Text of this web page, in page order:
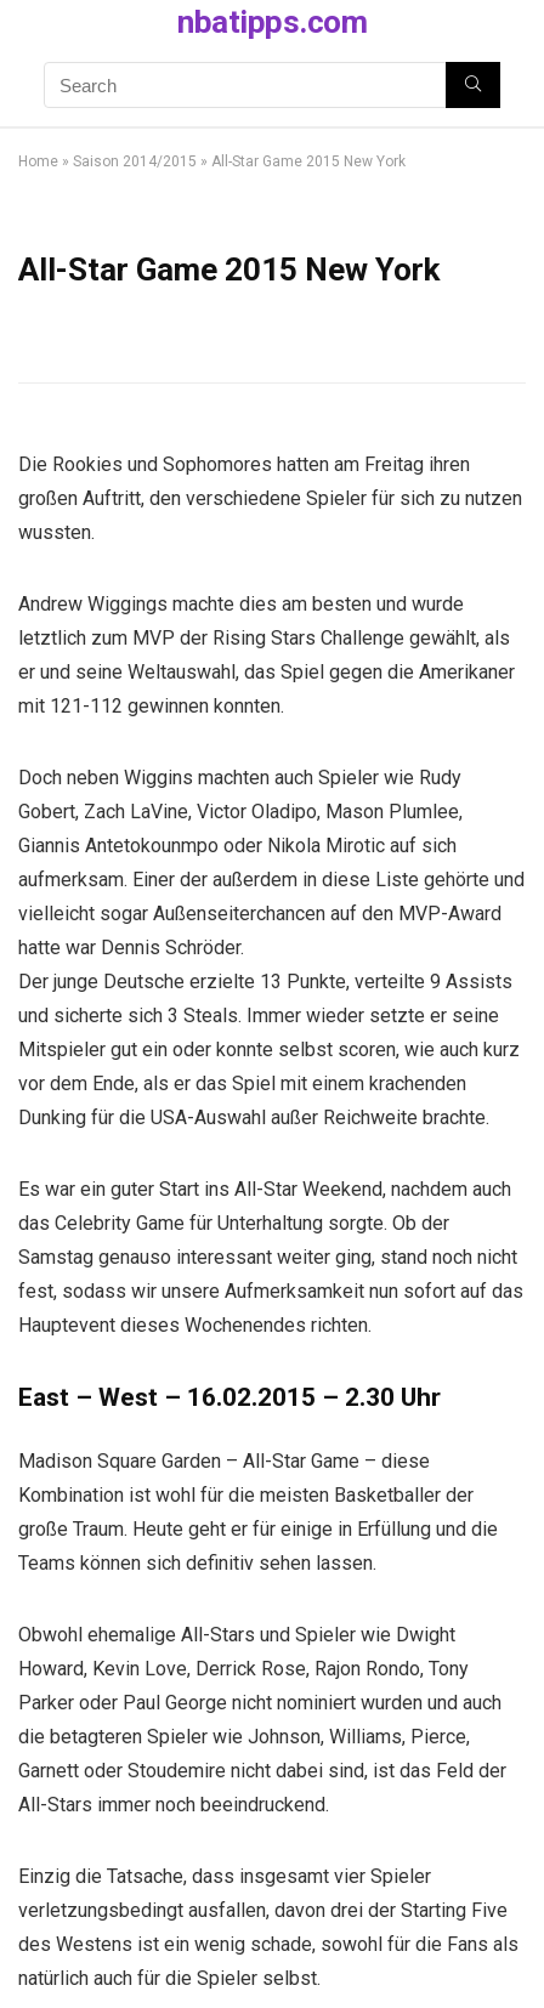
nbatipps.com
Home » Saison 2014/2015 » All-Star Game 2015 New York
All-Star Game 2015 New York
Die Rookies und Sophomores hatten am Freitag ihren
großen Auftritt, den verschiedene Spieler für sich zu nutzen
wussten.
Andrew Wiggings machte dies am besten und wurde
letztlich zum MVP der Rising Stars Challenge gewählt, als
er und seine Weltauswahl, das Spiel gegen die Amerikaner
mit 121-112 gewinnen konnten.
Doch neben Wiggins machten auch Spieler wie Rudy
Gobert, Zach LaVine, Victor Oladipo, Mason Plumlee,
Giannis Antetokounmpo oder Nikola Mirotic auf sich
aufmerksam. Einer der außerdem in diese Liste gehörte und
vielleicht sogar Außenseiterchancen auf den MVP-Award
hatte war Dennis Schröder.
Der junge Deutsche erzielte 13 Punkte, verteilte 9 Assists
und sicherte sich 3 Steals. Immer wieder setzte er seine
Mitspieler gut ein oder konnte selbst scoren, wie auch kurz
vor dem Ende, als er das Spiel mit einem krachenden
Dunking für die USA-Auswahl außer Reichweite brachte.
Es war ein guter Start ins All-Star Weekend, nachdem auch
das Celebrity Game für Unterhaltung sorgte. Ob der
Samstag genauso interessant weiter ging, stand noch nicht
fest, sodass wir unsere Aufmerksamkeit nun sofort auf das
Hauptevent dieses Wochenendes richten.
East – West – 16.02.2015 – 2.30 Uhr
Madison Square Garden – All-Star Game – diese
Kombination ist wohl für die meisten Basketballer der
große Traum. Heute geht er für einige in Erfüllung und die
Teams können sich definitiv sehen lassen.
Obwohl ehemalige All-Stars und Spieler wie Dwight
Howard, Kevin Love, Derrick Rose, Rajon Rondo, Tony
Parker oder Paul George nicht nominiert wurden und auch
die betagteren Spieler wie Johnson, Williams, Pierce,
Garnett oder Stoudemire nicht dabei sind, ist das Feld der
All-Stars immer noch beeindruckend.
Einzig die Tatsache, dass insgesamt vier Spieler
verletzungsbedingt ausfallen, davon drei der Starting Five
des Westens ist ein wenig schade, sowohl für die Fans als
natürlich auch für die Spieler selbst.